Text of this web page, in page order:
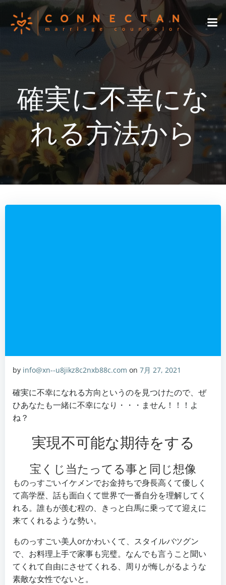
ン
テ
ン
キ
ッ
プ
確実に不幸にな
れる方法から
by info@xn--u8jikz8c2nxb88c.com on 7月 27, 2021
確実に不幸になれる方向というのを見つけたので、ぜ
ひあなたも一緒に不幸になり・・・ません！！！よ
ね？
実現不可能な期待をする
宝くじ当たってる事と同じ想像
ものっすごいイケメンでお金持ちで身長高くて優しく
て高学歴、話も面白くて世界で一番自分を理解してく
れる。誰もが羨む程の、きっと白馬に乗ってて迎えに
来てくれるような勢い。
ものっすごい美人orかわいくて、スタイルバツグン
で、お料理上手で家事も完璧。なんでも言うこと聞い
てくれて自由にさせてくれる、周りが悔しがるような
素敵な女性でないと。